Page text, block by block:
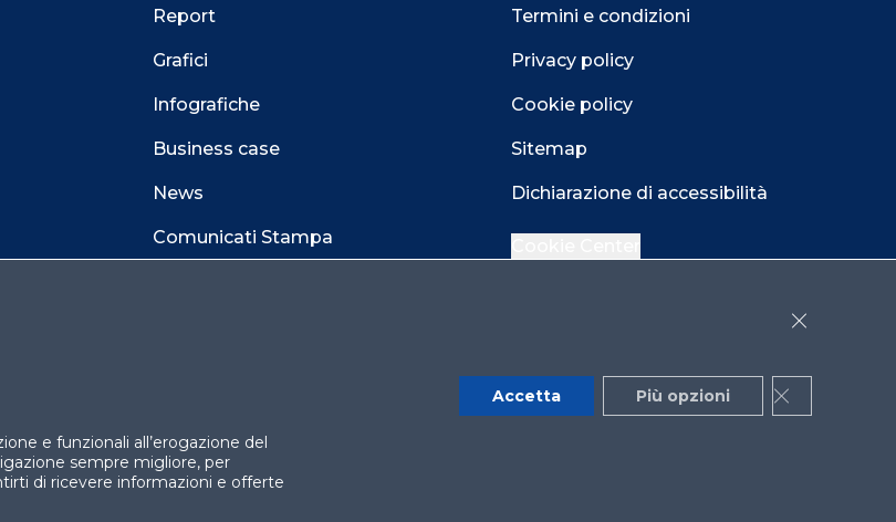
Report
Grafici
Infografiche
Business case
News
Comunicati Stampa
Termini e condizioni
Privacy policy
Cookie policy
Sitemap
Dichiarazione di accessibilità
Close
e funzionali all’erogazione del
sempre migliore, per
di ricevere informazioni e offerte
Accetta Più opzioni